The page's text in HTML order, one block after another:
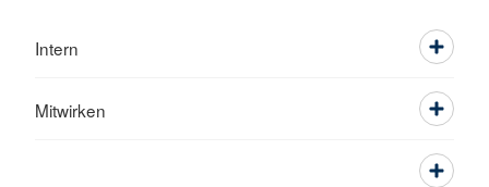
Intern
Mitwirken